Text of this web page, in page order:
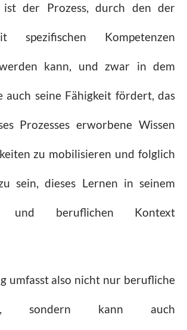
ist der Prozess, durch den der
spezifischen Kompetenzen
kann, und zwar in dem
auch seine Fähigkeit fördert, das
Prozesses erworbene Wissen
zu mobilisieren und folglich
sein, dieses Lernen in seinem
und beruflichen Kontext
umfasst also nicht nur berufliche
sondern kann auch